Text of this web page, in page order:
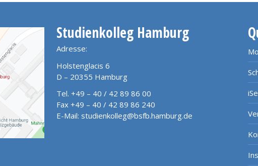
Studienkolleg Hamburg
Adresse:
Holstenglacis 6
D – 20355 Hamburg
Tel. +49 – 40 / 42 89 86 00
Fax +49 – 40 / 42 89 86 240
E-Mail: studienkolleg@bsfb.hamburg.de